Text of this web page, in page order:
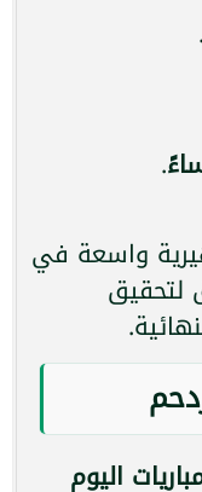
.
.
واسعة في
لتحقيق
اليوم